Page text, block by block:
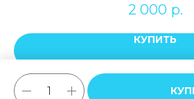
2 000 р.
КУПИТЬ